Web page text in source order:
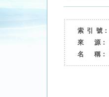
索 引 號：
來 源：
名 稱：